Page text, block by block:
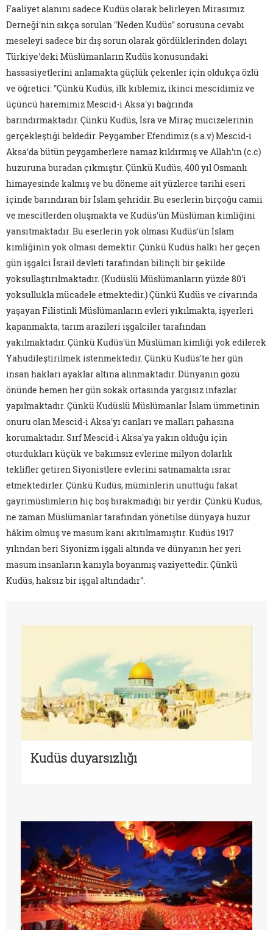
Faaliyet alanını sadece Kudüs olarak belirleyen Mirasımız
Derneği'nin sıkça sorulan "Neden Kudüs" sorusuna cevabı
meseleyi sadece bir dış sorun olarak gördüklerinden dolayı
Türkiye'deki Müslümanların Kudüs konusundaki
hassasiyetlerini anlamakta güçlük çekenler için oldukça özlü
ve öğretici: "Çünkü Kudüs, ilk kıblemiz, ikinci mescidimiz ve
üçüncü haremimiz Mescid-i Aksa'yı bağrında
barındırmaktadır. Çünkü Kudüs, İsra ve Miraç mucizelerinin
gerçekleştiği beldedir. Peygamber Efendimiz (s.a.v) Mescid-i
Aksa'da bütün peygamberlere namaz kıldırmış ve Allah'ın (c.c)
huzuruna buradan çıkmıştır. Çünkü Kudüs, 400 yıl Osmanlı
himayesinde kalmış ve bu döneme ait yüzlerce tarihi eseri
içinde barındıran bir İslam şehridir. Bu eserlerin birçoğu camii
ve mescitlerden oluşmakta ve Kudüs'ün Müslüman kimliğini
yansıtmaktadır. Bu eserlerin yok olması Kudüs'ün İslam
kimliğinin yok olması demektir. Çünkü Kudüs halkı her geçen
gün işgalci İsrail devleti tarafından bilinçli bir şekilde
yoksullaştırılmaktadır. (Kudüslü Müslümanların yüzde 80'i
yoksullukla mücadele etmektedir.) Çünkü Kudüs ve civarında
yaşayan Filistinli Müslümanların evleri yıkılmakta, işyerleri
kapanmakta, tarım arazileri işgalciler tarafından
yakılmaktadır. Çünkü Kudüs'ün Müslüman kimliği yok edilerek
Yahudileştirilmek istenmektedir. Çünkü Kudüs'te her gün
insan hakları ayaklar altına alınmaktadır. Dünyanın gözü
önünde hemen her gün sokak ortasında yargısız infazlar
yapılmaktadır. Çünkü Kudüslü Müslümanlar İslam ümmetinin
onuru olan Mescid-i Aksa'yı canları ve malları pahasına
korumaktadır. Sırf Mescid-i Aksa'ya yakın olduğu için
oturdukları küçük ve bakımsız evlerine milyon dolarlık
teklifler getiren Siyonistlere evlerini satmamakta ısrar
etmektedirler. Çünkü Kudüs, müminlerin unuttuğu fakat
gayrimüslimlerin hiç boş bırakmadığı bir yerdir. Çünkü Kudüs,
ne zaman Müslümanlar tarafından yönetilse dünyaya huzur
hâkim olmuş ve masum kanı akıtılmamıştır. Kudüs 1917
yılından beri Siyonizm işgali altında ve dünyanın her yeri
masum insanların kanıyla boyanmış vaziyettedir. Çünkü
Kudüs, haksız bir işgal altındadır".
Kudüs duyarsızlığı